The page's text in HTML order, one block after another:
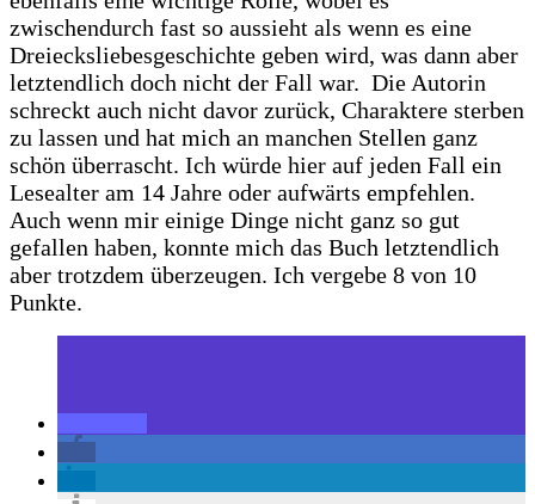
zwischendurch fast so aussieht als wenn es eine
Dreiecksliebesgeschichte geben wird, was dann aber
letztendlich doch nicht der Fall war. Die Autorin
schreckt auch nicht davor zurück, Charaktere sterben
zu lassen und hat mich an manchen Stellen ganz
schön überrascht. Ich würde hier auf jeden Fall ein
Lesealter am 14 Jahre oder aufwärts empfehlen.
Auch wenn mir einige Dinge nicht ganz so gut
gefallen haben, konnte mich das Buch letztendlich
aber trotzdem überzeugen. Ich vergebe 8 von 10
Punkte.